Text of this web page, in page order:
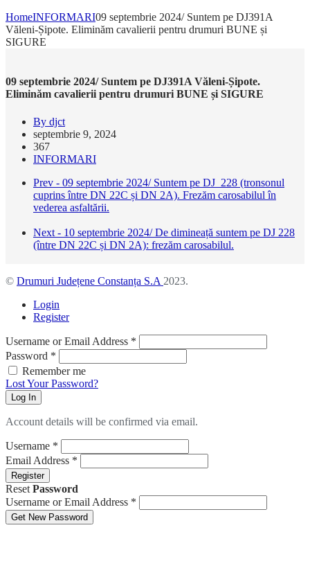
HomeINFORMARI09 septembrie 2024/ Suntem pe DJ391A
Văleni-Șipote. Eliminăm cavalierii pentru drumuri BUNE și
SIGURE
09 septembrie 2024/ Suntem pe DJ391A Văleni-Șipote.
Eliminăm cavalierii pentru drumuri BUNE și SIGURE
By djct
septembrie 9, 2024
367
INFORMARI
Prev - 09 septembrie 2024/ Suntem pe DJ 228 (tronsonul
cuprins între DN 22C și DN 2A). Frezăm carosabilul în
vederea asfaltării.
Next - 10 septembrie 2024/ De dimineață suntem pe DJ 228
(între DN 22C și DN 2A): frezăm carosabilul.
© Drumuri Județene Constanța S.A 2023.
Login
Register
Username or Email Address *
Password *
Remember me
Lost Your Password?
Log In
Account details will be confirmed via email.
Username *
Email Address *
Register
Reset Password
Username or Email Address *
Get New Password